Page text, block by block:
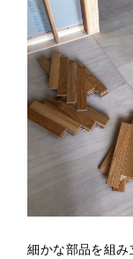
細かな部品を組